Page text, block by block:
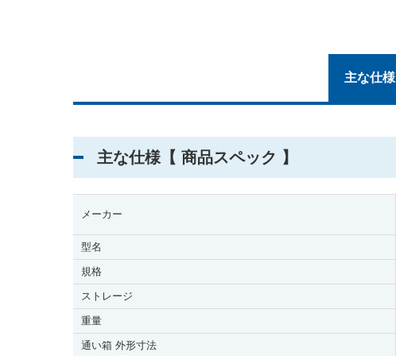
主な仕様
主な仕様【 商品スペック 】
メーカー
型名
規格
ストレージ
重量
通い箱 外形寸法